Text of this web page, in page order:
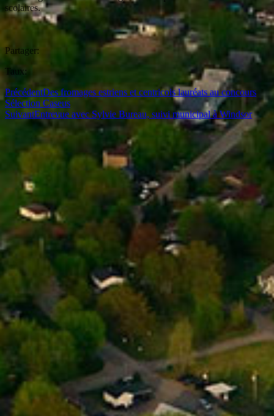
scolaires.
Partager:
Taux:
PrécédentDes fromages estriens et centricois lauréats au concours
Sélection Caseus
SuivantEntrevue avec Sylvie Bureau, suivi municipal à Windsor